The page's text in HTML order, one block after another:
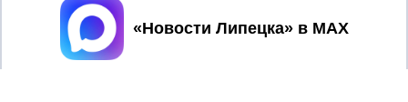
Принять